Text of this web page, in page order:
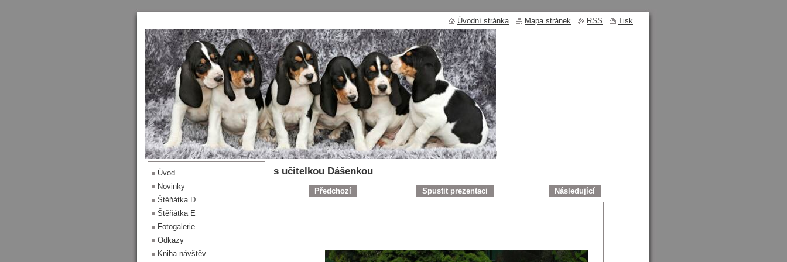
Úvod > Fotogalerie > 271112_241510979193491_1784640_n.jpg
s učitelkou Dášenkou
Předchozí Spustit prezentaci Následující
Menu
Úvod
Novinky
Štěňátka D
Štěňátka E
Fotogalerie
Odkazy
Kniha návštěv
Úvodní stránka Mapa stránek RSS Tisk